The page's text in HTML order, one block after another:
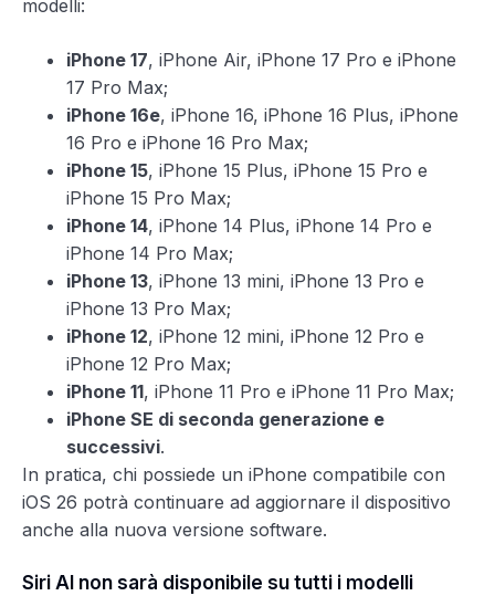
modelli:
iPhone 17, iPhone Air, iPhone 17 Pro e iPhone
17 Pro Max;
iPhone 16e, iPhone 16, iPhone 16 Plus, iPhone
16 Pro e iPhone 16 Pro Max;
iPhone 15, iPhone 15 Plus, iPhone 15 Pro e
iPhone 15 Pro Max;
iPhone 14, iPhone 14 Plus, iPhone 14 Pro e
iPhone 14 Pro Max;
iPhone 13, iPhone 13 mini, iPhone 13 Pro e
iPhone 13 Pro Max;
iPhone 12, iPhone 12 mini, iPhone 12 Pro e
iPhone 12 Pro Max;
iPhone 11, iPhone 11 Pro e iPhone 11 Pro Max;
iPhone SE di seconda generazione e
successivi.
In pratica, chi possiede un iPhone compatibile con
iOS 26 potrà continuare ad aggiornare il dispositivo
anche alla nuova versione software.
Siri AI non sarà disponibile su tutti i modelli